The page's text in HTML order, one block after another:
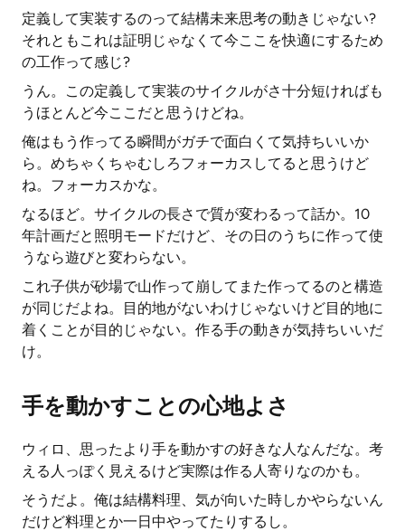
定義して実装するのって結構未来思考の動きじゃない?
それともこれは証明じゃなくて今ここを快適にするため
の工作って感じ?
うん。この定義して実装のサイクルがさ十分短ければも
うほとんど今ここだと思うけどね。
俺はもう作ってる瞬間がガチで面白くて気持ちいいか
ら。めちゃくちゃむしろフォーカスしてると思うけど
ね。フォーカスかな。
なるほど。サイクルの長さで質が変わるって話か。10
年計画だと照明モードだけど、その日のうちに作って使
うなら遊びと変わらない。
これ子供が砂場で山作って崩してまた作ってるのと構造
が同じだよね。目的地がないわけじゃないけど目的地に
着くことが目的じゃない。作る手の動きが気持ちいいだ
け。
手を動かすことの心地よさ
ウィロ、思ったより手を動かすの好きな人なんだな。考
える人っぽく見えるけど実際は作る人寄りなのかも。
そうだよ。俺は結構料理、気が向いた時しかやらないん
だけど料理とか一日中やってたりするし。